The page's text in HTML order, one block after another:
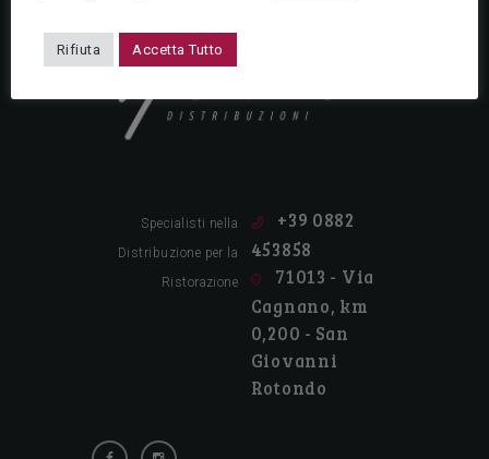
+39 0882
453858
71013 - Via
Cagnano, km
0,200 - San
Giovanni
Rotondo
Specialisti nella
Distribuzione per la
Ristorazione
Rifiuta Accetta Tutto